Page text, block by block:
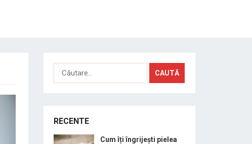
Caută
după:
RECENTE
Cum îți îngrijești pielea